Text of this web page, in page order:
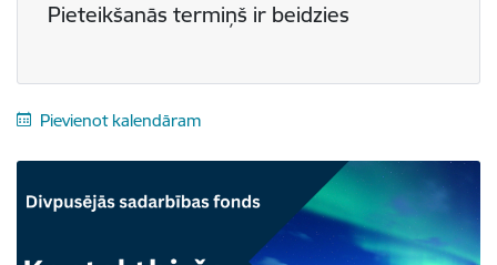
Pieteikšanās termiņš ir beidzies
Pievienot kalendāram